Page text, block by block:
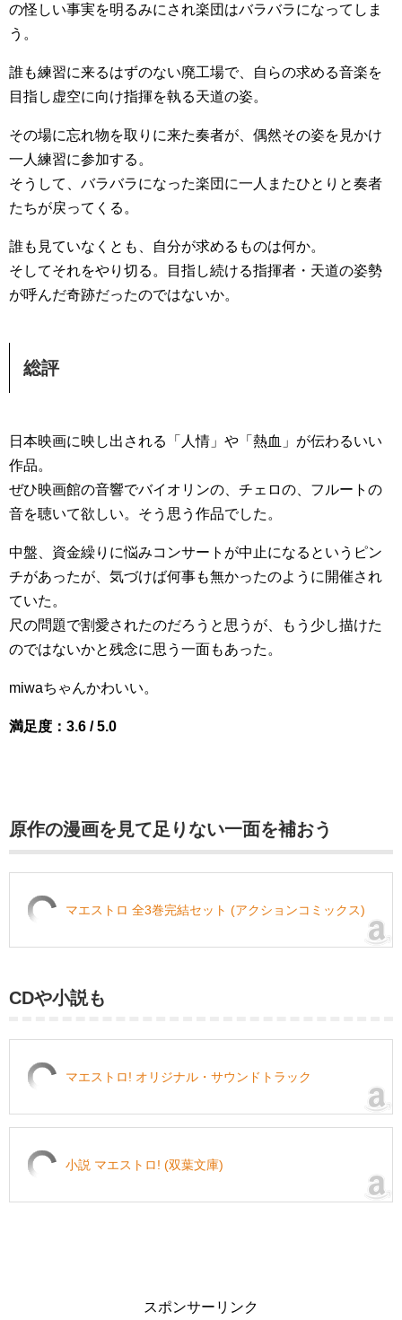
の怪しい事実を明るみにされ楽団はバラバラになってしま
う。
誰も練習に来るはずのない廃工場で、自らの求める音楽を
目指し虚空に向け指揮を執る天道の姿。
その場に忘れ物を取りに来た奏者が、偶然その姿を見かけ
一人練習に参加する。
そうして、バラバラになった楽団に一人またひとりと奏者
たちが戻ってくる。
誰も見ていなくとも、自分が求めるものは何か。
そしてそれをやり切る。目指し続ける指揮者・天道の姿勢
が呼んだ奇跡だったのではないか。
総評
日本映画に映し出される「人情」や「熱血」が伝わるいい
作品。
ぜひ映画館の音響でバイオリンの、チェロの、フルートの
音を聴いて欲しい。そう思う作品でした。
中盤、資金繰りに悩みコンサートが中止になるというピン
チがあったが、気づけば何事も無かったのように開催され
ていた。
尺の問題で割愛されたのだろうと思うが、もう少し描けた
のではないかと残念に思う一面もあった。
miwaちゃんかわいい。
満足度：3.6 / 5.0
原作の漫画を見て足りない一面を補おう
マエストロ 全3巻完結セット (アクションコミックス)
CDや小説も
マエストロ! オリジナル・サウンドトラック
小説 マエストロ! (双葉文庫)
スポンサーリンク